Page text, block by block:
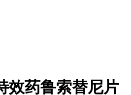
效药鲁索替尼片